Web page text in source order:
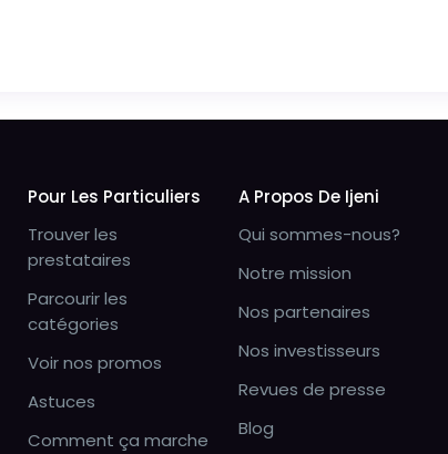
Pour Les Particuliers
Trouver les
prestataires
Parcourir les
catégories
Voir nos promos
Astuces
Comment ça marche
A Propos De Ijeni
Qui sommes-nous?
Notre mission
Nos partenaires
Nos investisseurs
Revues de presse
Blog